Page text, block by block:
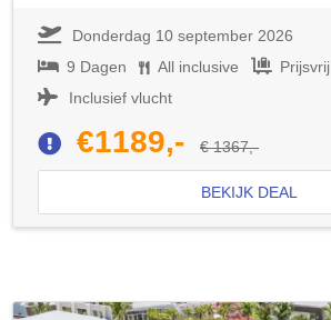
Donderdag 10 september 2026
9 Dagen
All inclusive
Prijsvrij
Inclusief vlucht
€1189,- € 1367,-
BEKIJK DEAL